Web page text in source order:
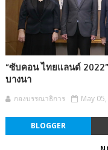
“ซับคอน ไทยแลนด์
บางนา
กองบรรณาธิการ May
BLOGGER